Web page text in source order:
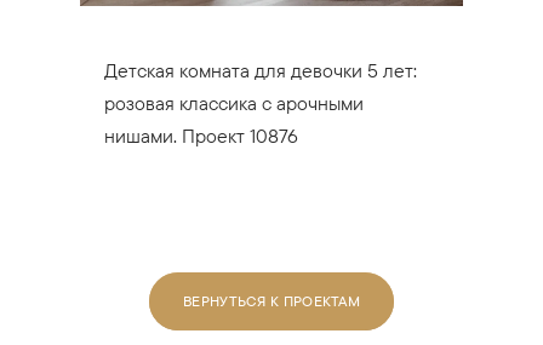
Детская комната для девочки 5 лет:
розовая классика с арочными
нишами. Проект 10876
ВЕРНУТЬСЯ К ПРОЕКТАМ